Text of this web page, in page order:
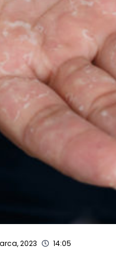
2023
14:05